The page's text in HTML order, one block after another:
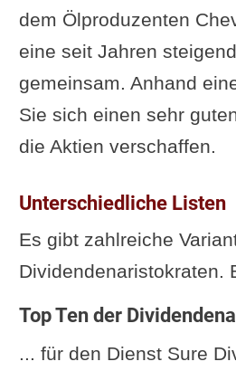
dem Ölproduzenten
eine seit Jahren
gemeinsam. Anhand
Sie sich einen sehr
die Aktien verschaffen.
Unterschiedliche Listen
Es gibt zahlreiche
Dividendenaristokraten.
Top Ten der
... für den Dienst Sure